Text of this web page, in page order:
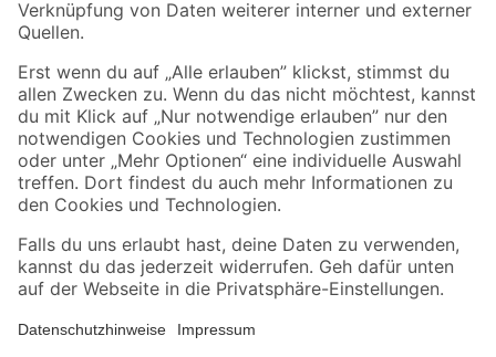
Sicher einkaufen
Jetzt die toom-App herunterladen
Alle Preisangaben in EUR inkl. gesetzl. MwSt.. Die dargestellten Angebote sind unter
Umständen nicht in allen Märkten verfügbar. Die angegebenen Verfügbarkeiten beziehen
Produkte nur solange der Vorrat reicht.
*Paketversand ab 59 € versandkostenfrei, gilt nicht für Artikel mit Speditionsversand, hier